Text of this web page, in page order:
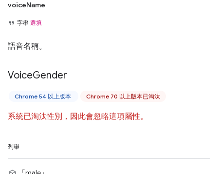
voiceName
字串 選填
語音名稱。
VoiceGender
Chrome 54 以上版本 Chrome 70 以上版本已淘汰
系統已淘汰性別，因此會忽略這項屬性。
列舉